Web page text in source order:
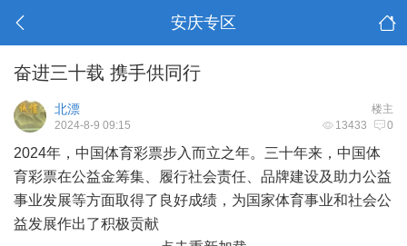
安庆专区
奋进三十载 携手供同行
楼主
北漂
13433 0
2024-8-9 09:15
2024年，中国体育彩票步入而立之年。三十年来，中国体
育彩票在公益金筹集、履行社会责任、品牌建设及助力公益
事业发展等方面取得了良好成绩，为国家体育事业和社会公
益发展作出了积极贡献